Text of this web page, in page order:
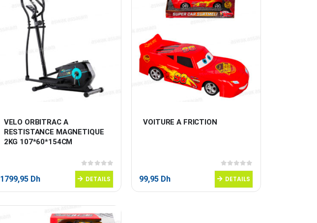
VELO ORBITRAC A
RESTISTANCE MAGNETIQUE
2KG 107*60*154CM
0sur 5
1799,95 Dh DETAILS
VOITURE A FRICTION
0sur 5
99,95 Dh DETAILS